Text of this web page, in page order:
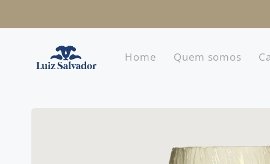
conteúdo
Home Quem somos